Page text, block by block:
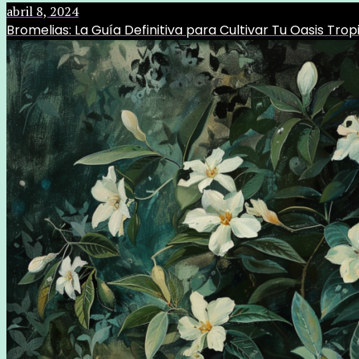
abril 8, 2024
Bromelias: La Guía Definitiva para Cultivar Tu Oasis